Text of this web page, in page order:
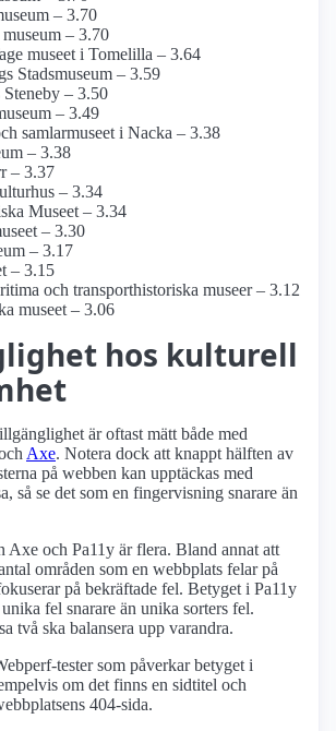
– 3.70
– 3.70
museet i Tomelilla – 3.64
Stadsmuseum – 3.59
– 3.50
– 3.49
samlar­museet i Nacka – 3.38
– 3.38
– 3.37
– 3.34
Museet – 3.34
– 3.30
– 3.17
– 3.15
och transporthistoriska museer – 3.12
museet – 3.06
hos kulturell
är oftast mätt både med
Axe. Notera dock att knappt hälften av
på webben kan upptäckas med
så se det som en fingervisning snarare än
Axe och Pa11y är flera. Bland annat att
områden som en webbplats felar på
på bekräftade fel. Betyget i Pa11y
fel snarare än unika sorters fel.
två ska balansera upp varandra.
tester som påverkar betyget i
om det finns en sidtitel och
404-sida.